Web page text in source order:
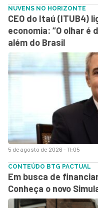
5 de agosto de 2026 - 11:05
NUVENS NO HORIZONTE
CEO do Itaú (ITUB4)
economia: “O olhar é
além do Brasil
CONTEÚDO BTG PACTUAL
Em busca de
Conheça o novo